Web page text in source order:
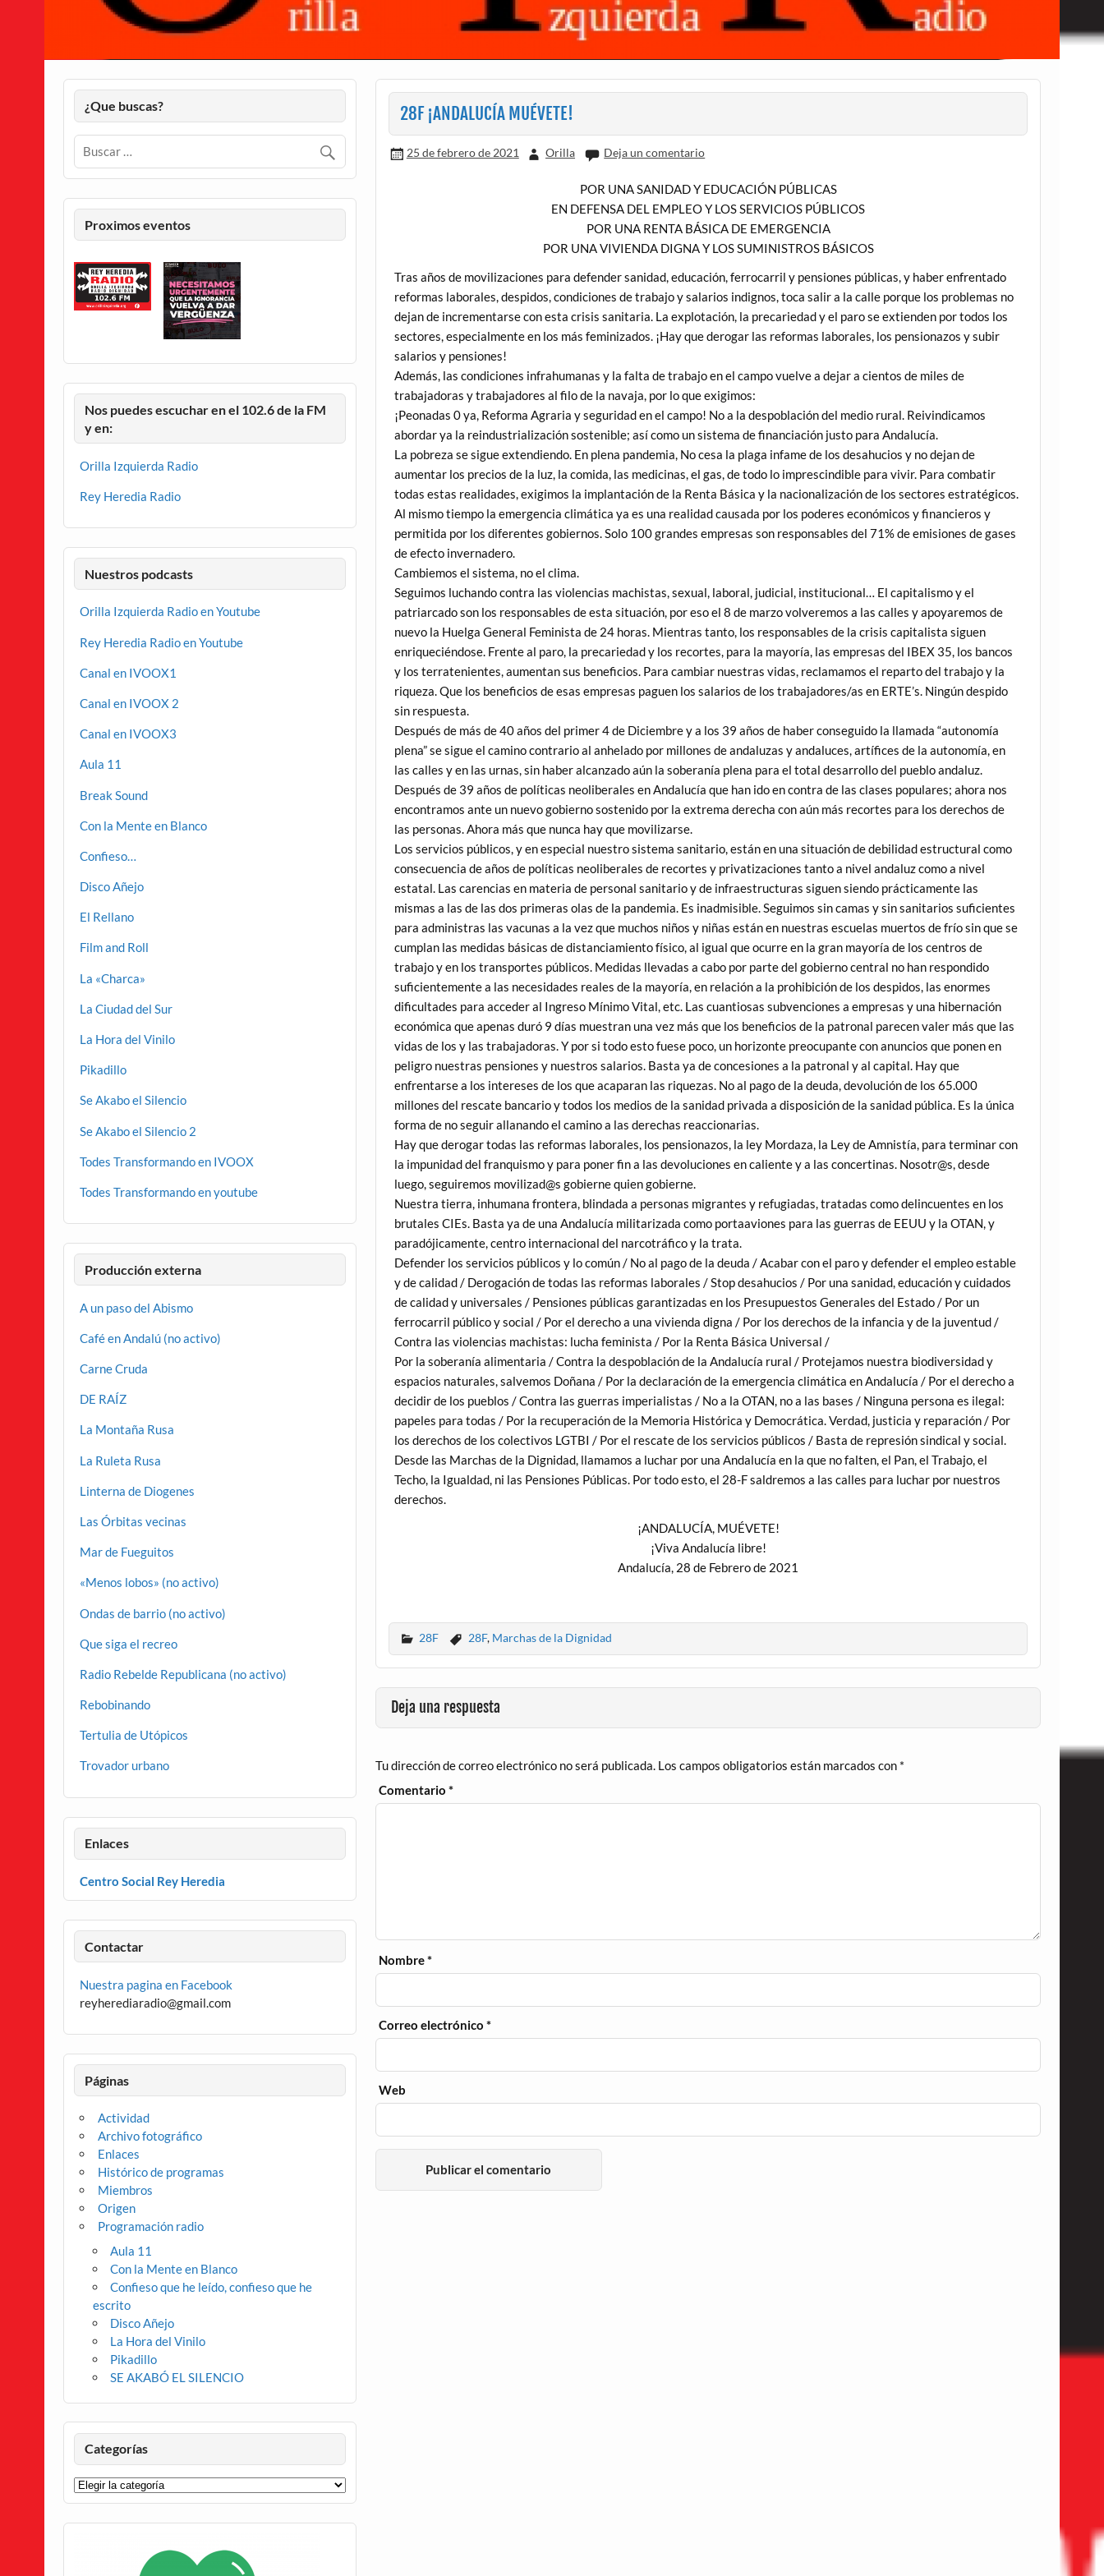
28F ¡ANDALUCÍA MUÉVETE!
25 de febrero de 2021 Orilla Deja un comentario
POR UNA SANIDAD Y EDUCACIÓN PÚBLICAS
EN DEFENSA DEL EMPLEO Y LOS SERVICIOS PÚBLICOS
POR UNA RENTA BÁSICA DE EMERGENCIA
POR UNA VIVIENDA DIGNA Y LOS SUMINISTROS BÁSICOS
Tras años de movilizaciones para defender sanidad, educación, ferrocarril y pensiones públicas, y haber enfrentado
reformas laborales, despidos, condiciones de trabajo y salarios indignos, toca salir a la calle porque los problemas no
dejan de incrementarse con esta crisis sanitaria. La explotación, la precariedad y el paro se extienden por todos los
sectores, especialmente en los más feminizados. ¡Hay que derogar las reformas laborales, los pensionazos y subir
salarios y pensiones!
Además, las condiciones infrahumanas y la falta de trabajo en el campo vuelve a dejar a cientos de miles de
trabajadoras y trabajadores al filo de la navaja, por lo que exigimos:
¡Peonadas 0 ya, Reforma Agraria y seguridad en el campo! No a la despoblación del medio rural. Reivindicamos
abordar ya la reindustrialización sostenible; así como un sistema de financiación justo para Andalucía.
La pobreza se sigue extendiendo. En plena pandemia, No cesa la plaga infame de los desahucios y no dejan de
aumentar los precios de la luz, la comida, las medicinas, el gas, de todo lo imprescindible para vivir. Para combatir
todas estas realidades, exigimos la implantación de la Renta Básica y la nacionalización de los sectores estratégicos.
Al mismo tiempo la emergencia climática ya es una realidad causada por los poderes económicos y financieros y
permitida por los diferentes gobiernos. Solo 100 grandes empresas son responsables del 71% de emisiones de gases
de efecto invernadero.
Cambiemos el sistema, no el clima.
Seguimos luchando contra las violencias machistas, sexual, laboral, judicial, institucional… El capitalismo y el
patriarcado son los responsables de esta situación, por eso el 8 de marzo volveremos a las calles y apoyaremos de
nuevo la Huelga General Feminista de 24 horas. Mientras tanto, los responsables de la crisis capitalista siguen
enriqueciéndose. Frente al paro, la precariedad y los recortes, para la mayoría, las empresas del IBEX 35, los bancos
y los terratenientes, aumentan sus beneficios. Para cambiar nuestras vidas, reclamamos el reparto del trabajo y la
riqueza. Que los beneficios de esas empresas paguen los salarios de los trabajadores/as en ERTE’s. Ningún despido
sin respuesta.
Después de más de 40 años del primer 4 de Diciembre y a los 39 años de haber conseguido la llamada “autonomía
plena” se sigue el camino contrario al anhelado por millones de andaluzas y andaluces, artífices de la autonomía, en
las calles y en las urnas, sin haber alcanzado aún la soberanía plena para el total desarrollo del pueblo andaluz.
Después de 39 años de políticas neoliberales en Andalucía que han ido en contra de las clases populares; ahora nos
encontramos ante un nuevo gobierno sostenido por la extrema derecha con aún más recortes para los derechos de
las personas. Ahora más que nunca hay que movilizarse.
Los servicios públicos, y en especial nuestro sistema sanitario, están en una situación de debilidad estructural como
consecuencia de años de políticas neoliberales de recortes y privatizaciones tanto a nivel andaluz como a nivel
estatal. Las carencias en materia de personal sanitario y de infraestructuras siguen siendo prácticamente las
mismas a las de las dos primeras olas de la pandemia. Es inadmisible. Seguimos sin camas y sin sanitarios suficientes
para administras las vacunas a la vez que muchos niños y niñas están en nuestras escuelas muertos de frío sin que se
cumplan las medidas básicas de distanciamiento físico, al igual que ocurre en la gran mayoría de los centros de
trabajo y en los transportes públicos. Medidas llevadas a cabo por parte del gobierno central no han respondido
suficientemente a las necesidades reales de la mayoría, en relación a la prohibición de los despidos, las enormes
dificultades para acceder al Ingreso Mínimo Vital, etc. Las cuantiosas subvenciones a empresas y una hibernación
económica que apenas duró 9 días muestran una vez más que los beneficios de la patronal parecen valer más que las
vidas de los y las trabajadoras. Y por si todo esto fuese poco, un horizonte preocupante con anuncios que ponen en
peligro nuestras pensiones y nuestros salarios. Basta ya de concesiones a la patronal y al capital. Hay que
enfrentarse a los intereses de los que acaparan las riquezas. No al pago de la deuda, devolución de los 65.000
millones del rescate bancario y todos los medios de la sanidad privada a disposición de la sanidad pública. Es la única
forma de no seguir allanando el camino a las derechas reaccionarias.
Hay que derogar todas las reformas laborales, los pensionazos, la ley Mordaza, la Ley de Amnistía, para terminar con
la impunidad del franquismo y para poner fin a las devoluciones en caliente y a las concertinas. Nosotr@s, desde
luego, seguiremos movilizad@s gobierne quien gobierne.
Nuestra tierra, inhumana frontera, blindada a personas migrantes y refugiadas, tratadas como delincuentes en los
brutales CIEs. Basta ya de una Andalucía militarizada como portaaviones para las guerras de EEUU y la OTAN, y
paradójicamente, centro internacional del narcotráfico y la trata.
Defender los servicios públicos y lo común / No al pago de la deuda / Acabar con el paro y defender el empleo estable
y de calidad / Derogación de todas las reformas laborales / Stop desahucios / Por una sanidad, educación y cuidados
de calidad y universales / Pensiones públicas garantizadas en los Presupuestos Generales del Estado / Por un
ferrocarril público y social / Por el derecho a una vivienda digna / Por los derechos de la infancia y de la juventud /
Contra las violencias machistas: lucha feminista / Por la Renta Básica Universal /
Por la soberanía alimentaria / Contra la despoblación de la Andalucía rural / Protejamos nuestra biodiversidad y
espacios naturales, salvemos Doñana / Por la declaración de la emergencia climática en Andalucía / Por el derecho a
decidir de los pueblos / Contra las guerras imperialistas / No a la OTAN, no a las bases / Ninguna persona es ilegal:
papeles para todas / Por la recuperación de la Memoria Histórica y Democrática. Verdad, justicia y reparación / Por
los derechos de los colectivos LGTBI / Por el rescate de los servicios públicos / Basta de represión sindical y social.
Desde las Marchas de la Dignidad, llamamos a luchar por una Andalucía en la que no falten, el Pan, el Trabajo, el
Techo, la Igualdad, ni las Pensiones Públicas. Por todo esto, el 28-F saldremos a las calles para luchar por nuestros
derechos.
¡ANDALUCÍA, MUÉVETE!
¡Viva Andalucía libre!
Andalucía, 28 de Febrero de 2021
28F 28F, Marchas de la Dignidad
Deja una respuesta
Tu dirección de correo electrónico no será publicada. Los campos obligatorios están marcados con *
Comentario*
Nombre*
Correo electrónico*
Web
¿Que buscas?
Proximos eventos
Nos puedes escuchar en el 102.6 de la FM
y en:
Orilla Izquierda Radio
Rey Heredia Radio
Nuestros podcasts
Orilla Izquierda Radio en Youtube
Rey Heredia Radio en Youtube
Canal en IVOOX1
Canal en IVOOX 2
Canal en IVOOX3
Aula 11
Break Sound
Con la Mente en Blanco
Confieso…
Disco Añejo
El Rellano
Film and Roll
La «Charca»
La Ciudad del Sur
La Hora del Vinilo
Pikadillo
Se Akabo el Silencio
Se Akabo el Silencio 2
Todes Transformando en IVOOX
Todes Transformando en youtube
Producción externa
A un paso del Abismo
Café en Andalú (no activo)
Carne Cruda
DE RAÍZ
La Montaña Rusa
La Ruleta Rusa
Linterna de Diogenes
Las Órbitas vecinas
Mar de Fueguitos
«Menos lobos» (no activo)
Ondas de barrio (no activo)
Que siga el recreo
Radio Rebelde Republicana (no activo)
Rebobinando
Tertulia de Utópicos
Trovador urbano
Enlaces
Centro Social Rey Heredia
Contactar
Nuestra pagina en Facebook
reyherediaradio@gmail.com
Páginas
Actividad
Archivo fotográfico
Enlaces
Histórico de programas
Miembros
Origen
Programación radio
Aula 11
Con la Mente en Blanco
Confieso que he leído, confieso que he
escrito
Disco Añejo
La Hora del Vinilo
Pikadillo
SE AKABÓ EL SILENCIO
Categorías
Categorías